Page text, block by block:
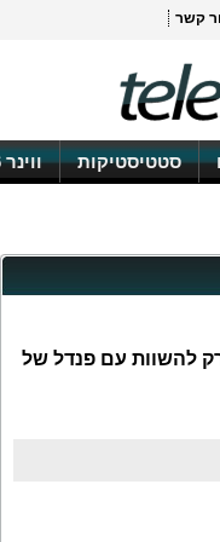
קשר
סטטיסטיקות ווינר 16
להשוות עם פנדל של